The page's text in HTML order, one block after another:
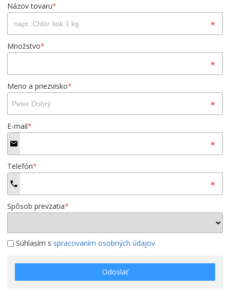
Názov tovaru*
Množstvo*
Meno a priezvisko*
E-mail*
Telefón*
Spôsob prevzatia*
Súhlasím s spracovaním osobných údajov
Odoslať